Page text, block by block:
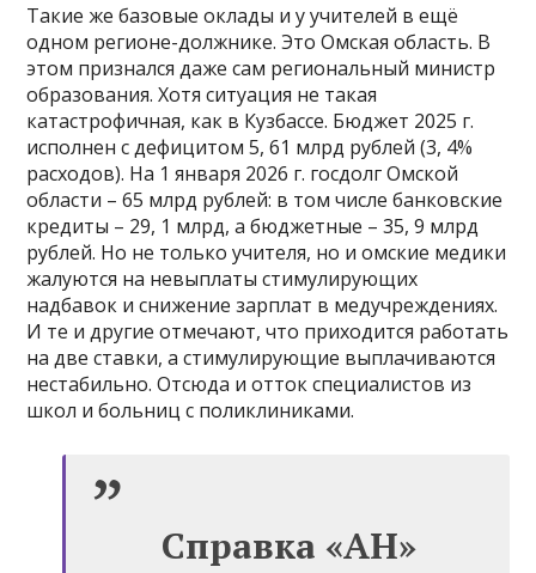
Такие же базовые оклады и у учителей в ещё
одном регионе-должнике. Это Омская область. В
этом признался даже сам региональный министр
образования. Хотя ситуация не такая
катастрофичная, как в Кузбассе. Бюджет 2025 г.
исполнен с дефицитом 5, 61 млрд рублей (3, 4%
расходов). На 1 января 2026 г. госдолг Омской
области – 65 млрд рублей: в том числе банковские
кредиты – 29, 1 млрд, а бюджетные – 35, 9 млрд
рублей. Но не только учителя, но и омские медики
жалуются на невыплаты стимулирующих
надбавок и снижение зарплат в медучреждениях.
И те и другие отмечают, что приходится работать
на две ставки, а стимулирующие выплачиваются
нестабильно. Отсюда и отток специалистов из
школ и больниц с поликлиниками.
Справка «АН»